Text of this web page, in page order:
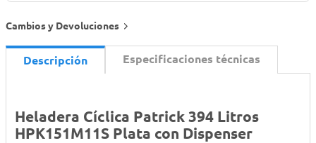
Cambios y Devoluciones
Descripción Especificaciones técnicas
Heladera Cíclica Patrick 394 Litros
HPK151M11S Plata con Dispenser